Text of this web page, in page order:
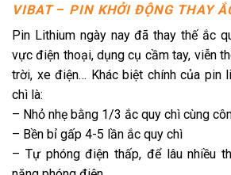
VIBAT– PIN KHỞI ĐỘNG THAY
Pin Lithium ngày nay đã thay thế ắc
vực điện thoại, dụng cụ cầm tay, viễn
trời, xe điện… Khác biệt chính của pin
chì là:
– Nhỏ nhẹ bằng 1/3 ắc quy chì cùng
– Bền bỉ gấp 4-5 lần ắc quy chì
– Tự phóng điện thấp, để lâu nhiều